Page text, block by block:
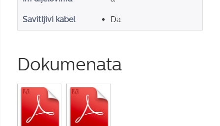
Savitljivi kabel Da
Dokumenata